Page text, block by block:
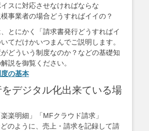
スに対応させなければならな
事業者の場合どうすればイイの？
とにかく「請求書発行どうすればイ
てだけかいつまんでご説明します。
どういう制度なのか？などの基礎知
説を御覧ください。
の基本
デジタル化出来ている場
楽楽明細」「MFクラウド請求」
どのように、売上・請求を記録して請